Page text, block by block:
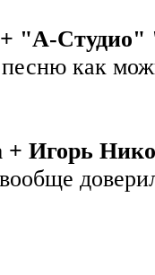
"А-Студио"
как
Игорь